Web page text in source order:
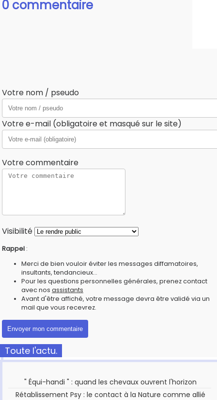
0 commentaire
Votre nom / pseudo
Votre e-mail (obligatoire et masqué sur le site)
Votre commentaire
Visibilité
Rappel :
Merci de bien vouloir éviter les messages diffamatoires,
insultants, tendancieux...
Pour les questions personnelles générales, prenez contact
avec nos assistants
Avant d'être affiché, votre message devra être validé via un
mail que vous recevrez.
Toute l'actu.
" Équi-handi " : quand les chevaux ouvrent l'horizon
Rétablissement Psy : le contact à la Nature comme allié